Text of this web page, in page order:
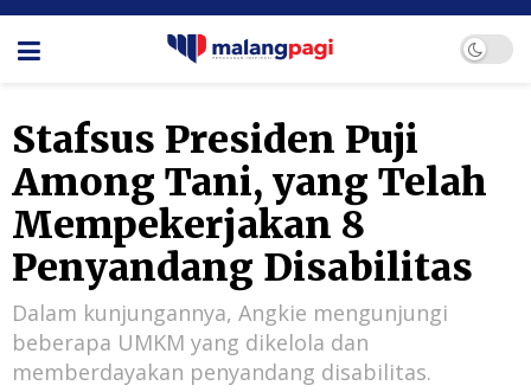
Stafsus Presiden Puji
Among Tani, yang Telah
Mempekerjakan 8
Penyandang Disabilitas
Dalam kunjungannya, Angkie mengunjungi
beberapa UMKM yang dikelola dan
memberdayakan penyandang disabilitas.